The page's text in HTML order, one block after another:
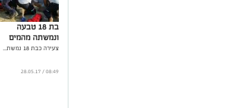
בת 18 טבעה
ונמשתה מהמים
צעירה כבת 18 נמשת...
08:49 / 28.05.17